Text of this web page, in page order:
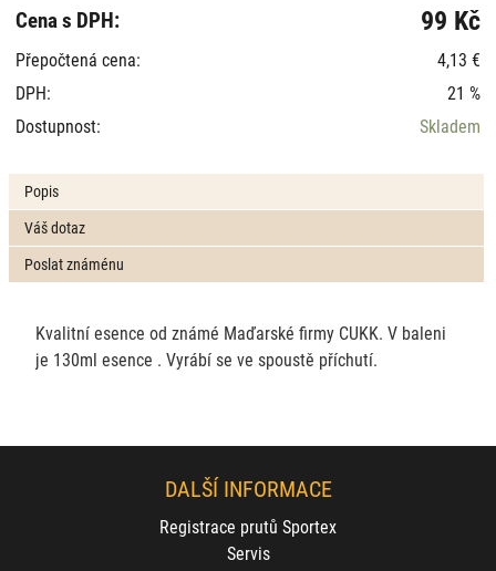
Cena s DPH: 99 Kč
Přepočtená cena:
4,13 €
DPH:
21 %
Dostupnost:
Skladem
Popis
Váš dotaz
Poslat známénu
Kvalitní esence od známé Maďarské firmy CUKK. V baleni
je 130ml esence . Vyrábí se ve spoustě příchutí.
DALŠÍ INFORMACE
Registrace prutů Sportex
Servis